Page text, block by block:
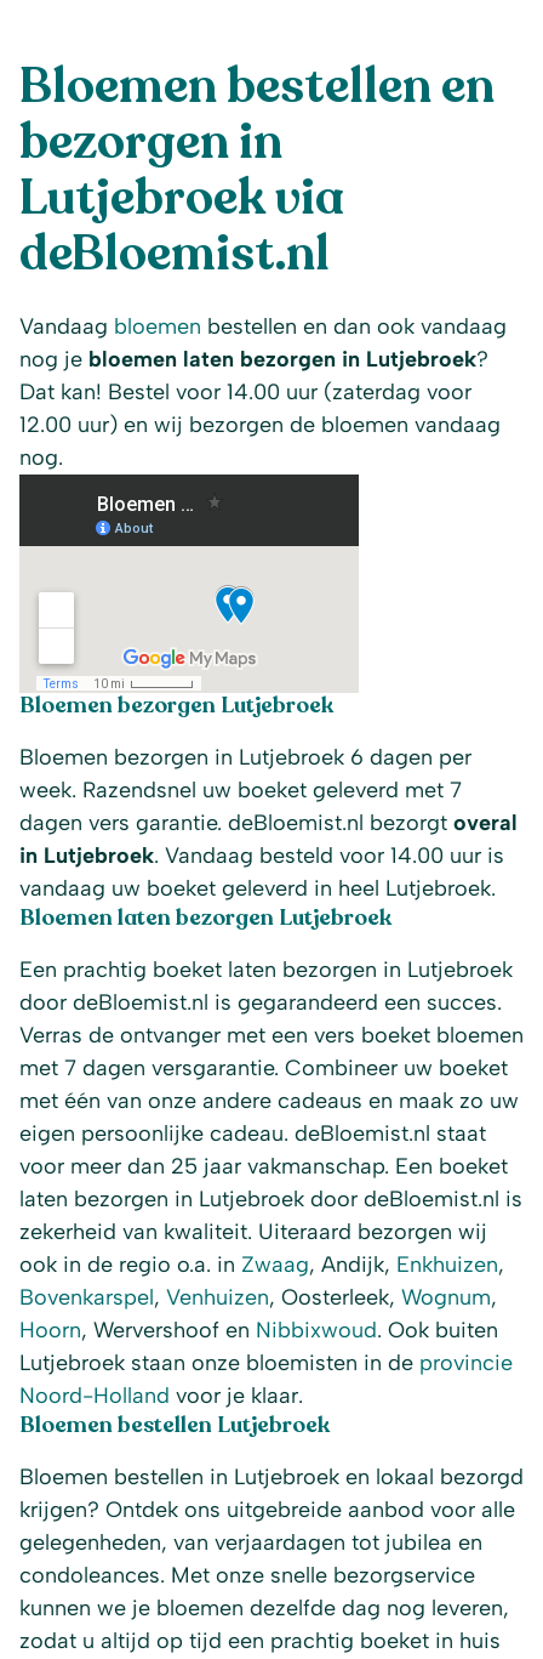
Bloemen bestellen en
bezorgen in
Lutjebroek via
deBloemist.nl
Vandaag bloemen bestellen en dan ook vandaag
nog je bloemen laten bezorgen in Lutjebroek?
Dat kan! Bestel voor 14.00 uur (zaterdag voor
12.00 uur) en wij bezorgen de bloemen vandaag
nog.
Bloemen bezorgen Lutjebroek
Bloemen bezorgen in Lutjebroek 6 dagen per
week. Razendsnel uw boeket geleverd met 7
dagen vers garantie. deBloemist.nl bezorgt overal
in Lutjebroek. Vandaag besteld voor 14.00 uur is
vandaag uw boeket geleverd in heel Lutjebroek.
Bloemen laten bezorgen Lutjebroek
Een prachtig boeket laten bezorgen in Lutjebroek
door deBloemist.nl is gegarandeerd een succes.
Verras de ontvanger met een vers boeket bloemen
met 7 dagen versgarantie. Combineer uw boeket
met één van onze andere cadeaus en maak zo uw
eigen persoonlijke cadeau. deBloemist.nl staat
voor meer dan 25 jaar vakmanschap. Een boeket
laten bezorgen in Lutjebroek door deBloemist.nl is
zekerheid van kwaliteit. Uiteraard bezorgen wij
ook in de regio o.a. in Zwaag, Andijk, Enkhuizen,
Bovenkarspel, Venhuizen, Oosterleek, Wognum,
Hoorn, Wervershoof en Nibbixwoud. Ook buiten
Lutjebroek staan onze bloemisten in de provincie
Noord-Holland voor je klaar.
Bloemen bestellen Lutjebroek
Bloemen bestellen in Lutjebroek en lokaal bezorgd
krijgen? Ontdek ons uitgebreide aanbod voor alle
gelegenheden, van verjaardagen tot jubilea en
condoleances. Met onze snelle bezorgservice
kunnen we je bloemen dezelfde dag nog leveren,
zodat u altijd op tijd een prachtig boeket in huis